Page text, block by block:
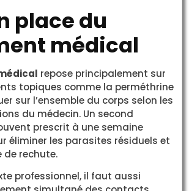
place du
médical
repose principalement sur
topiques comme la perméthrine
sur l’ensemble du corps selon les
du médecin. Un second
prescrit à une semaine
éliminer les parasites résiduels et
de rechute.
professionnel, il faut aussi